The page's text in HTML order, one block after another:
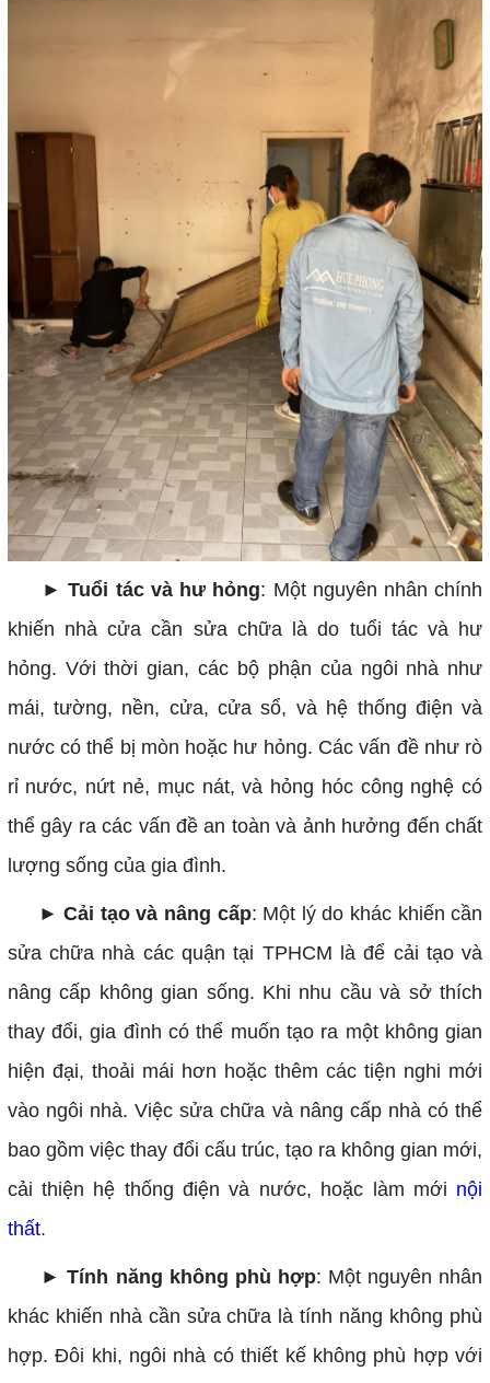
► Tuổi tác và hư hỏng: Một nguyên nhân chính
khiến nhà cửa cần sửa chữa là do tuổi tác và hư
hỏng. Với thời gian, các bộ phận của ngôi nhà như
mái, tường, nền, cửa, cửa sổ, và hệ thống điện và
nước có thể bị mòn hoặc hư hỏng. Các vấn đề như rò
rỉ nước, nứt nẻ, mục nát, và hỏng hóc công nghệ có
thể gây ra các vấn đề an toàn và ảnh hưởng đến chất
lượng sống của gia đình.
► Cải tạo và nâng cấp: Một lý do khác khiến cần
sửa chữa nhà các quận tại TPHCM là để cải tạo và
nâng cấp không gian sống. Khi nhu cầu và sở thích
thay đổi, gia đình có thể muốn tạo ra một không gian
hiện đại, thoải mái hơn hoặc thêm các tiện nghi mới
vào ngôi nhà. Việc sửa chữa và nâng cấp nhà có thể
bao gồm việc thay đổi cấu trúc, tạo ra không gian mới,
cải thiện hệ thống điện và nước, hoặc làm mới nội
thất.
► Tính năng không phù hợp: Một nguyên nhân
khác khiến nhà cần sửa chữa là tính năng không phù
hợp. Đôi khi, ngôi nhà có thiết kế không phù hợp với